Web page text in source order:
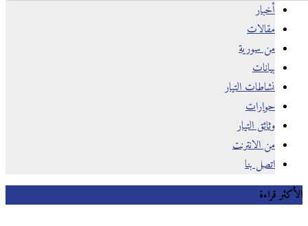
أخبار
مقالات
من سورية
بيانات
نشاطات التيار
حوارات
وثائق التيار
من الانترنت
اتصل بنا
قراءة